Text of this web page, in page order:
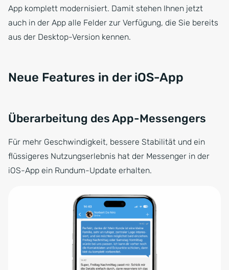
App komplett modernisiert. Damit stehen Ihnen jetzt
auch in der App alle Felder zur Verfügung, die Sie bereits
aus der Desktop-Version kennen.
Neue Features in der iOS-App
Überarbeitung des App-Messengers
Für mehr Geschwindigkeit, bessere Stabilität und ein
flüssigeres Nutzungserlebnis hat der Messenger in der
iOS-App ein Rundum-Update erhalten.